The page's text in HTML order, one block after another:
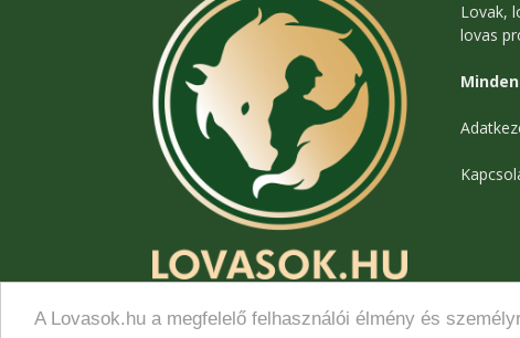
A Lovasok.hu a megfelelő felhasználói élmény és
Lovak,
lovas
© Lovasok.hu